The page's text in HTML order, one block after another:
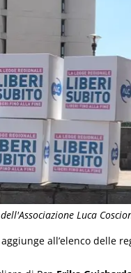
Luca
aggiunge all’elenco delle